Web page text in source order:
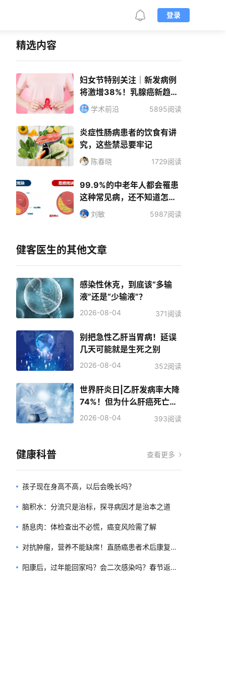
登录
精选内容
妇女节特别关注｜新发病例
将激增38%！乳腺癌新趋势
敲响全球警钟
学术前沿 5895阅读
炎症性肠病患者的饮食有讲
究，这些禁忌要牢记
陈春晓 1729阅读
99.9%的中老年人都会罹患
这种常见病，还不知道怎么
治疗？
刘敏 5987阅读
健客医生的其他文章
感染性休克，到底该“多输
液”还是“少输液”？
2026-08-04 371阅读
别把急性乙肝当胃病！延误
几天可能就是生死之别
2026-08-04 352阅读
世界肝炎日|乙肝发病率大降
74%！但为什么肝癌死亡人
数反而增加了？
2026-08-04 393阅读
健康科普 查看更多
孩子现在身高不高，以后会晚长吗？
脑积水：分流只是治标，探寻病因才是治本之道
肠息肉：体检查出不必慌，癌变风险需了解
对抗肿瘤，营养不能缺席！直肠癌患者术后康复怎
么吃？
阳康后，过年能回家吗？会二次感染吗？春节返乡